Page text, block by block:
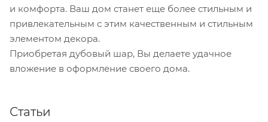
и комфорта. Ваш дом станет еще более стильным и
привлекательным с этим качественным и стильным
элементом декора.
Приобретая дубовый шар, Вы делаете удачное
вложение в оформление своего дома.
Статьи